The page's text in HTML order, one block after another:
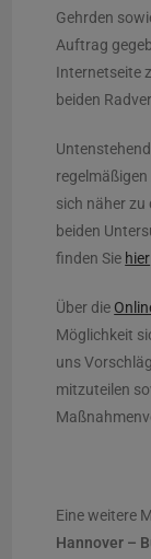
Gehrden
Auftrag
Internetseite
beiden
sich näher zu
beiden
finden Sie hier
Über die
Möglichkeit
uns
mitzuteilen
Eine weitere
Hannover –